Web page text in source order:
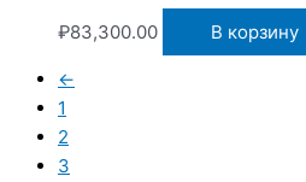
₽83,300.00 В корзину
←
1
2
3